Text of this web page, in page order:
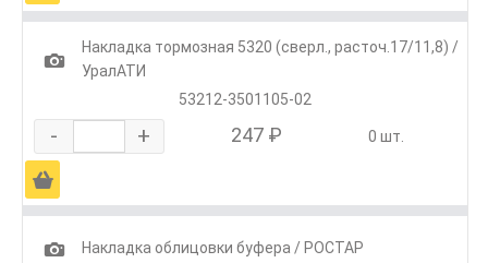
1
Накладка тормозная 5320 (сверл., расточ.17/11,8) /
УралАТИ
53212-3501105-02
- + 247 ₽ 0 шт.
Ä
1
Накладка облицовки буфера / РОСТАР